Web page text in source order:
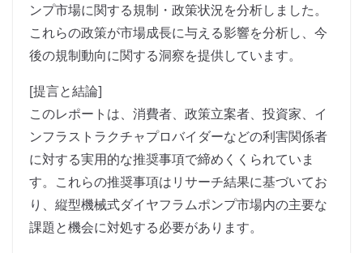
ンプ市場に関する規制・政策状況を分析しました。
これらの政策が市場成長に与える影響を分析し、今
後の規制動向に関する洞察を提供しています。
[提言と結論]
このレポートは、消費者、政策立案者、投資家、イ
ンフラストラクチャプロバイダーなどの利害関係者
に対する実用的な推奨事項で締めくくられていま
す。これらの推奨事項はリサーチ結果に基づいてお
り、縦型機械式ダイヤフラムポンプ市場内の主要な
課題と機会に対処する必要があります。